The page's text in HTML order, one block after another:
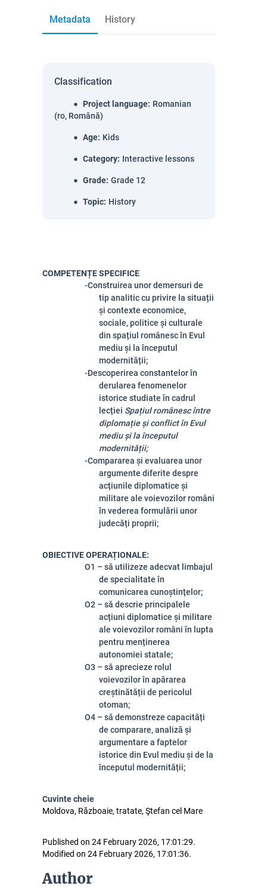
Metadata History
Classification
Project language: Romanian
(ro, Română)
Age: Kids
Category: Interactive lessons
Grade: Grade 12
Topic: History
COMPETENȚE SPECIFICE
-Construirea unor demersuri de
tip analitic cu privire la situații
și contexte economice,
sociale, politice și culturale
din spațiul românesc în Evul
mediu și la începutul
modernității;
-Descoperirea constantelor în
derularea fenomenelor
istorice studiate în cadrul
lecției Spațiul românesc între
diplomație și conflict în Evul
mediu și la începutul
modernității;
-Compararea și evaluarea unor
argumente diferite despre
acțiunile diplomatice și
militare ale voievozilor români
în vederea formulării unor
judecăți proprii;
OBIECTIVE OPERAȚIONALE:
O1 – să utilizeze adecvat limbajul
de specialitate în
comunicarea cunoștințelor;
O2 – să descrie principalele
acțiuni diplomatice și militare
ale voievozilor români în lupta
pentru menținerea
autonomiei statale;
O3 – să aprecieze rolul
voievozilor în apărarea
creștinătății de pericolul
otoman;
O4 – să demonstreze capacități
de comparare, analiză și
argumentare a faptelor
istorice din Evul mediu și de la
începutul modernității;
Cuvinte cheie
Moldova, Războaie, tratate, Ştefan cel Mare
Published on 24 February 2026, 17:01:29.
Modified on 24 February 2026, 17:01:36.
Author